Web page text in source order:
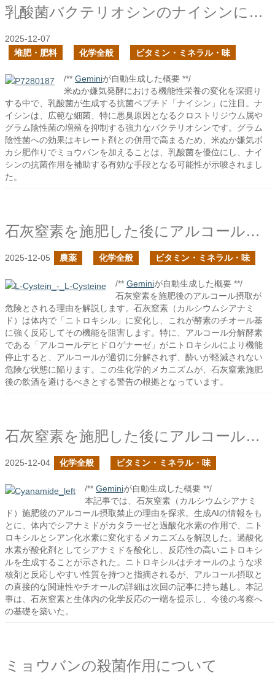
乳酸菌バクテリオシンのナイシンについて再び
2025-12-07
堆肥・肥料
化学全般 ビタミン・ミネラル・味
/** Geminiが自動生成した概要 **/
米ぬか嫌気発酵における機能性栄養の変化を深掘り
する中で、乳酸菌が生成する抗菌ペプチド「ナイシン」に注目。ナ
イシンは、広範な細菌、特に悪臭原因となるクロストリジウム属や
グラム陰性菌の増殖を抑制する強力なバクテリオシンです。グラム
陰性菌への効果はキレート剤との併用で高まるため、米ぬか嫌気ボ
カシ肥作りでミョウバンを加えることは、乳酸菌を優位にし、ナイ
シンの抗菌作用を補助する有効な手段となる可能性が示唆されまし
た。
石灰窒素を施肥した後にアルコール飲料を摂取してはいけないのか？の続き
2025-12-05 農薬 化学全般 ビタミン・ミネラル・味
/** Geminiが自動生成した概要 **/
石灰窒素を施肥後のアルコール摂取が
危険とされる理由を解説します。石灰窒素（カルシウムシアナミ
ド）は体内で「ニトロキシル」に変化し、これが酵素のチオール基
に強く反応してその機能を阻害します。特に、アルコール分解酵素
である「アルコールデヒドロゲナーゼ」がニトロキシルにより機能
停止すると、アルコールが適切に分解されず、酔いが軽減されない
危険な状態に陥ります。この生化学的メカニズムが、石灰窒素施肥
後の飲酒を避けるべきとする警告の根拠となっています。
石灰窒素を施肥した後にアルコール飲料を摂取してはいけないのか？
2025-12-04 化学全般 ビタミン・ミネラル・味
/** Geminiが自動生成した概要 **/
本記事では、石灰窒素（カルシウムシアナミ
ド）施肥後のアルコール摂取禁止の理由を探求。生成AIの情報をも
とに、体内でシアナミドがカタラーゼと過酸化水素の作用で、ニト
ロキシルとシアン化水素に変化するメカニズムを解説した。過酸化
水素が酸化剤としてシアナミドを酸化し、反応性の高いニトロキシ
ルを生成することが示された。ニトロキシルはチオールのような求
核剤と反応しやすい性質を持つと指摘されるが、アルコール摂取と
の直接的な関連性やチオールの詳細は次回の記事に持ち越し。本記
事は、石灰窒素と生体内の化学反応の一端を提示し、今後の考察へ
の基礎を築いた。
ミョウバンの殺菌作用について